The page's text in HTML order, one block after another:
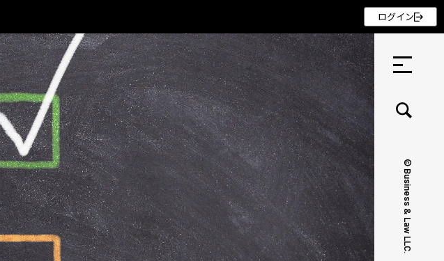
© Business & Law LLC.
セミナー ・ 記事
セミナー
記事
ログイン